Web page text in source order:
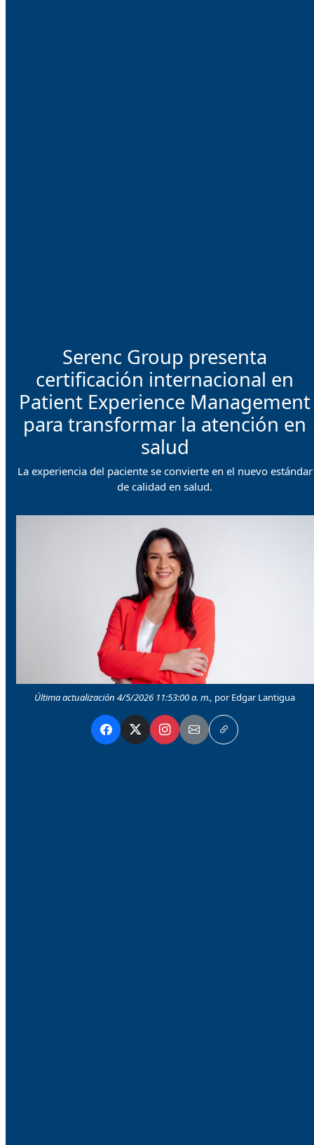
Serenc Group presenta
certificación internacional en
Patient Experience Management
para transformar la atención en
salud
La experiencia del paciente se convierte en el nuevo estándar
de calidad en salud.
Última actualización 4/5/2026 11:53:00 a. m., por Edgar Lantigua